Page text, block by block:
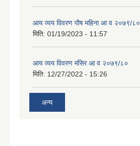
आय व्यय विवरण पौष महिना आ व २०७९/८०
मिति: 01/19/2023 - 11:57
आय व्यय विवरण मंसिर आ व २०७९/८०
मिति: 12/27/2022 - 15:26
अन्य